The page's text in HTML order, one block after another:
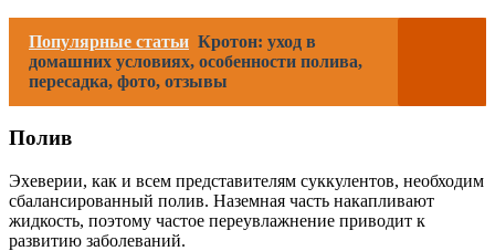
Популярные статьи Кротон: уход в
домашних условиях, особенности полива,
пересадка, фото, отзывы
Полив
Эхеверии, как и всем представителям суккулентов, необходим
сбалансированный полив. Наземная часть накапливают
жидкость, поэтому частое переувлажнение приводит к
развитию заболеваний.